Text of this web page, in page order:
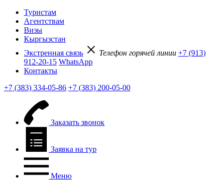
Туристам
Агентствам
Визы
Кыргызстан
Экстренная связь
Телефон горячей линии +7 (913)
912-20-15 WhatsApp
Контакты
+7 (383) 334-05-86 +7 (383) 200-05-00
Заказать звонок
Заявка на тур
Меню